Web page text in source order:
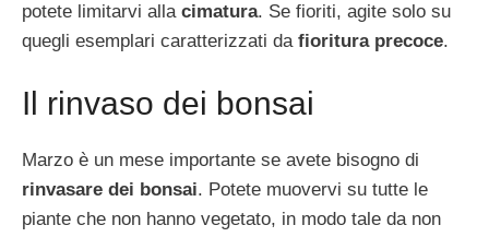
potete limitarvi alla cimatura. Se fioriti, agite solo su
quegli esemplari caratterizzati da fioritura precoce.
Il rinvaso dei bonsai
Marzo è un mese importante se avete bisogno di
rinvasare dei bonsai. Potete muovervi su tutte le
piante che non hanno vegetato, in modo tale da non